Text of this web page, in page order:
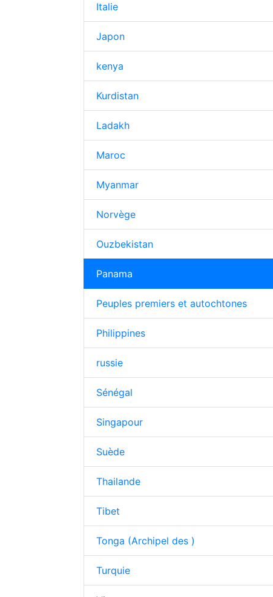
Italie
Japon
kenya
Kurdistan
Ladakh
Maroc
Myanmar
Norvège
Ouzbekistan
Panama
Peuples premiers et autochtones
Philippines
russie
Sénégal
Singapour
Suède
Thailande
Tibet
Tonga (Archipel des )
Turquie